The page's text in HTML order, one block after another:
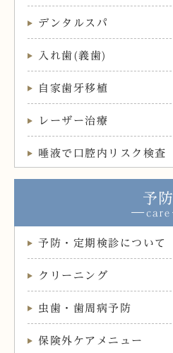
デンタルスパ
入れ歯(義歯)
自家歯牙移植
レーザー治療
唾液で口腔内リスク検査
予防
予防・定期検診について
クリーニング
虫歯・歯周病予防
保険外ケアメニュー